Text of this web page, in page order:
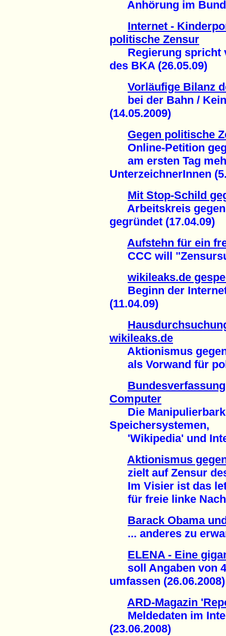
Anhörung im
Internet -
politische Zensur
Regierung spricht
des BKA (26.05.09)
Vorläufige Bilanz
bei der Bahn /
(14.05.2009)
Gegen politische
Online-Petition
am ersten Tag
UnterzeichnerInnen
Mit Stop-Schild
Arbeitskreis gegen
gegründet (17.04.09)
Aufstehn für ein
CCC will
wikileaks.de
Beginn der
(11.04.09)
wikileaks.de
Aktionismus
als Vorwand für
Computer
Die
Speichersystemen,
'Wikipedia' und
Aktionismus
zielt auf Zensur
Im Visier ist das
für freie linke
Barack Obama
... anderes zu
ELENA - Eine
soll Angaben von
umfassen (26.06.2008)
ARD-Magazin
Meldedaten im
(23.06.2008)